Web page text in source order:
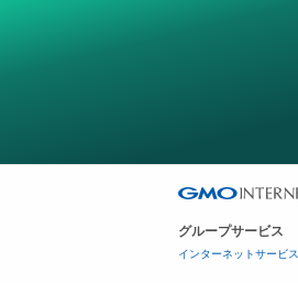
グループサービス
インターネットサービス